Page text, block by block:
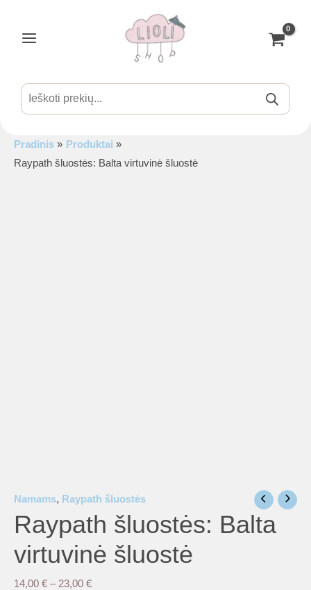
turinio
Products
search
Pradinis
Produktai
Raypath šluostės: Balta virtuvinė šluostė
Namams, Raypath šluostės
Raypath šluostės: Balta
virtuvinė šluostė
14,00 € – 23,00 €Price